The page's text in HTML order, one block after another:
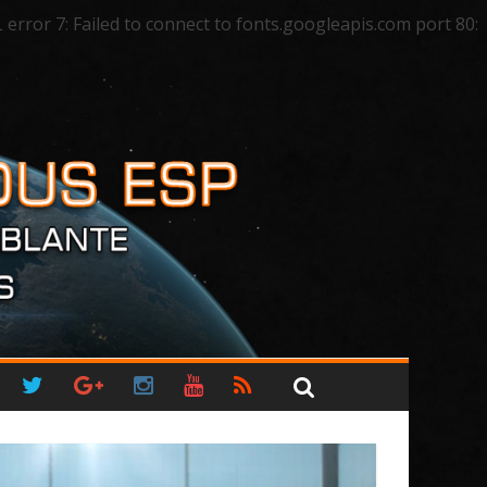
7: Failed to connect to fonts.googleapis.com port 80: